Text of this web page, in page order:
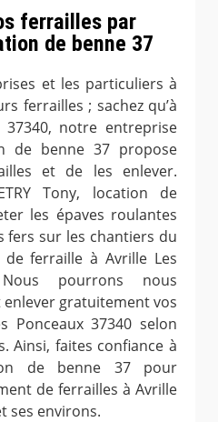
ferrailles par
de benne 37
et les particuliers à
ferrailles ; sachez qu’à
37340, notre entreprise
de benne 37 propose
et de les enlever.
Tony, location de
les épaves roulantes
fers sur les chantiers du
ferraille à Avrille Les
pourrons nous
enlever gratuitement vos
Ponceaux 37340 selon
Ainsi, faites confiance à
de benne 37 pour
de ferrailles à Avrille
ses environs.